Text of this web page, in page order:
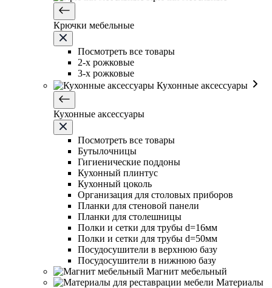
Крючки мебельные
Посмотреть все товары
2-х рожковые
3-х рожковые
Кухонные аксессуары
Кухонные аксессуары
Посмотреть все товары
Бутылочницы
Гигиенические поддоны
Кухонный плинтус
Кухонный цоколь
Организация для столовых приборов
Планки для стеновой панели
Планки для столешницы
Полки и сетки для трубы d=16мм
Полки и сетки для трубы d=50мм
Посудосушители в верхнюю базу
Посудосушители в нижнюю базу
Магнит мебельный
Материалы